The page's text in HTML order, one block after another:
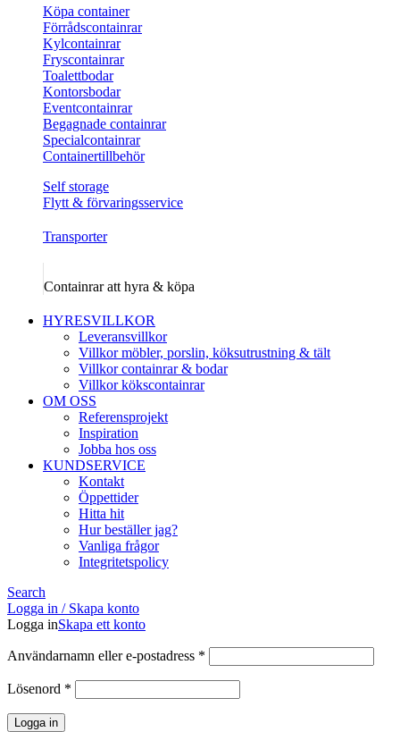
Köpa container
Förrådscontainrar
Kylcontainrar
Fryscontainrar
Toalettbodar
Kontorsbodar
Eventcontainrar
Begagnade containrar
Specialcontainrar
Containertillbehör
Self storage
Flytt & förvaringsservice
Transporter
Containrar att hyra & köpa
HYRESVILLKOR
Leveransvillkor
Villkor möbler, porslin, köksutrustning & tält
Villkor containrar & bodar
Villkor kökscontainrar
OM OSS
Referensprojekt
Inspiration
Jobba hos oss
KUNDSERVICE
Kontakt
Öppettider
Hitta hit
Hur beställer jag?
Vanliga frågor
Integritetspolicy
Search
Logga in / Skapa konto
Logga inSkapa ett konto
Användarnamn eller e-postadress *
Lösenord *
Logga in